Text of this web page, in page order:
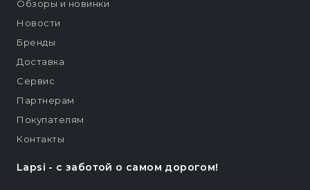
Lapsi - c заботой о самом дорогом!
Обзоры и новинки
Новости
Бренды
Доставка
Сервис
Партнерам
Покупателям
Контакты